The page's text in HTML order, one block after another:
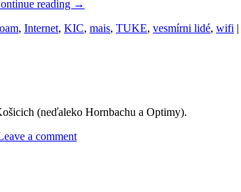
reading →
, Internet, KIC, mais, TUKE, vesmírni lidé, wifi |
(neďaleko Hornbachu a Optimy).
a comment